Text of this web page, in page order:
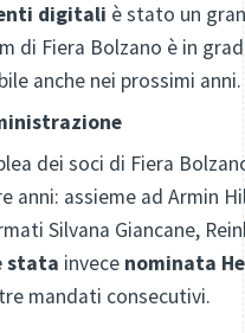
digitali è stato un
di Fiera Bolzano è in
anche nei prossimi anni.
dei soci di Fiera
anni: assieme ad Armin
Silvana Giancane,
stata invece nominata
mandati consecutivi.